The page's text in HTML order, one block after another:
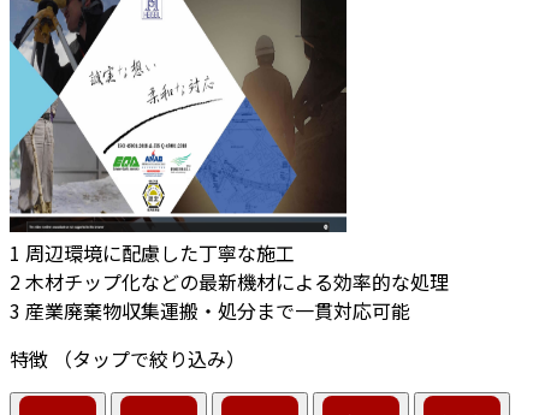
1 周辺環境に配慮した丁寧な施工
2木材チップ化などの最新機材による効率的な処理
3 産業廃棄物収集運搬・処分まで一貫対応可能
特徴
（タップで絞り込み）